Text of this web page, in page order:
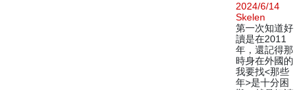
2024/6/14
Skelen
第一次知道好
讀是在2011
年，還記得那
時身在外國的
我要找<那些
年>是十分困